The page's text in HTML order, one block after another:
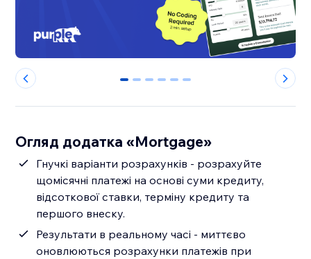
0 1 2 3 4 5
Огляд додатка «Mortgage»
Гнучкі варіанти розрахунків - розрахуйте
щомісячні платежі на основі суми кредиту,
відсоткової ставки, терміну кредиту та
першого внеску.
Результати в реальному часі - миттєво
оновлюються розрахунки платежів при